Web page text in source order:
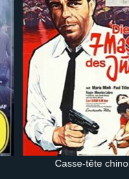
Casse-tête